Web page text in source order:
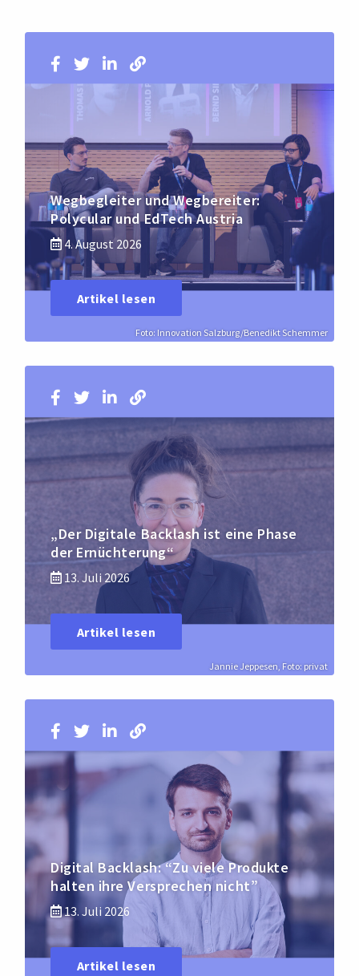
Foto: Innovation Salzburg/Benedikt Schemmer
Wegbegleiter und Wegbereiter:
Polycular und EdTech Austria
4. August 2026
Artikel lesen
Jannie Jeppesen, Foto: privat
„Der Digitale Backlash ist eine Phase
der Ernüchterung“
13. Juli 2026
Artikel lesen
Digital Backlash: “Zu viele Produkte
halten ihre Versprechen nicht”
13. Juli 2026
Artikel lesen